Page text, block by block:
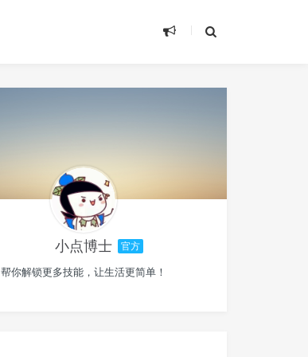
小点博士 官方
帮你解锁更多技能，让生活更简单！